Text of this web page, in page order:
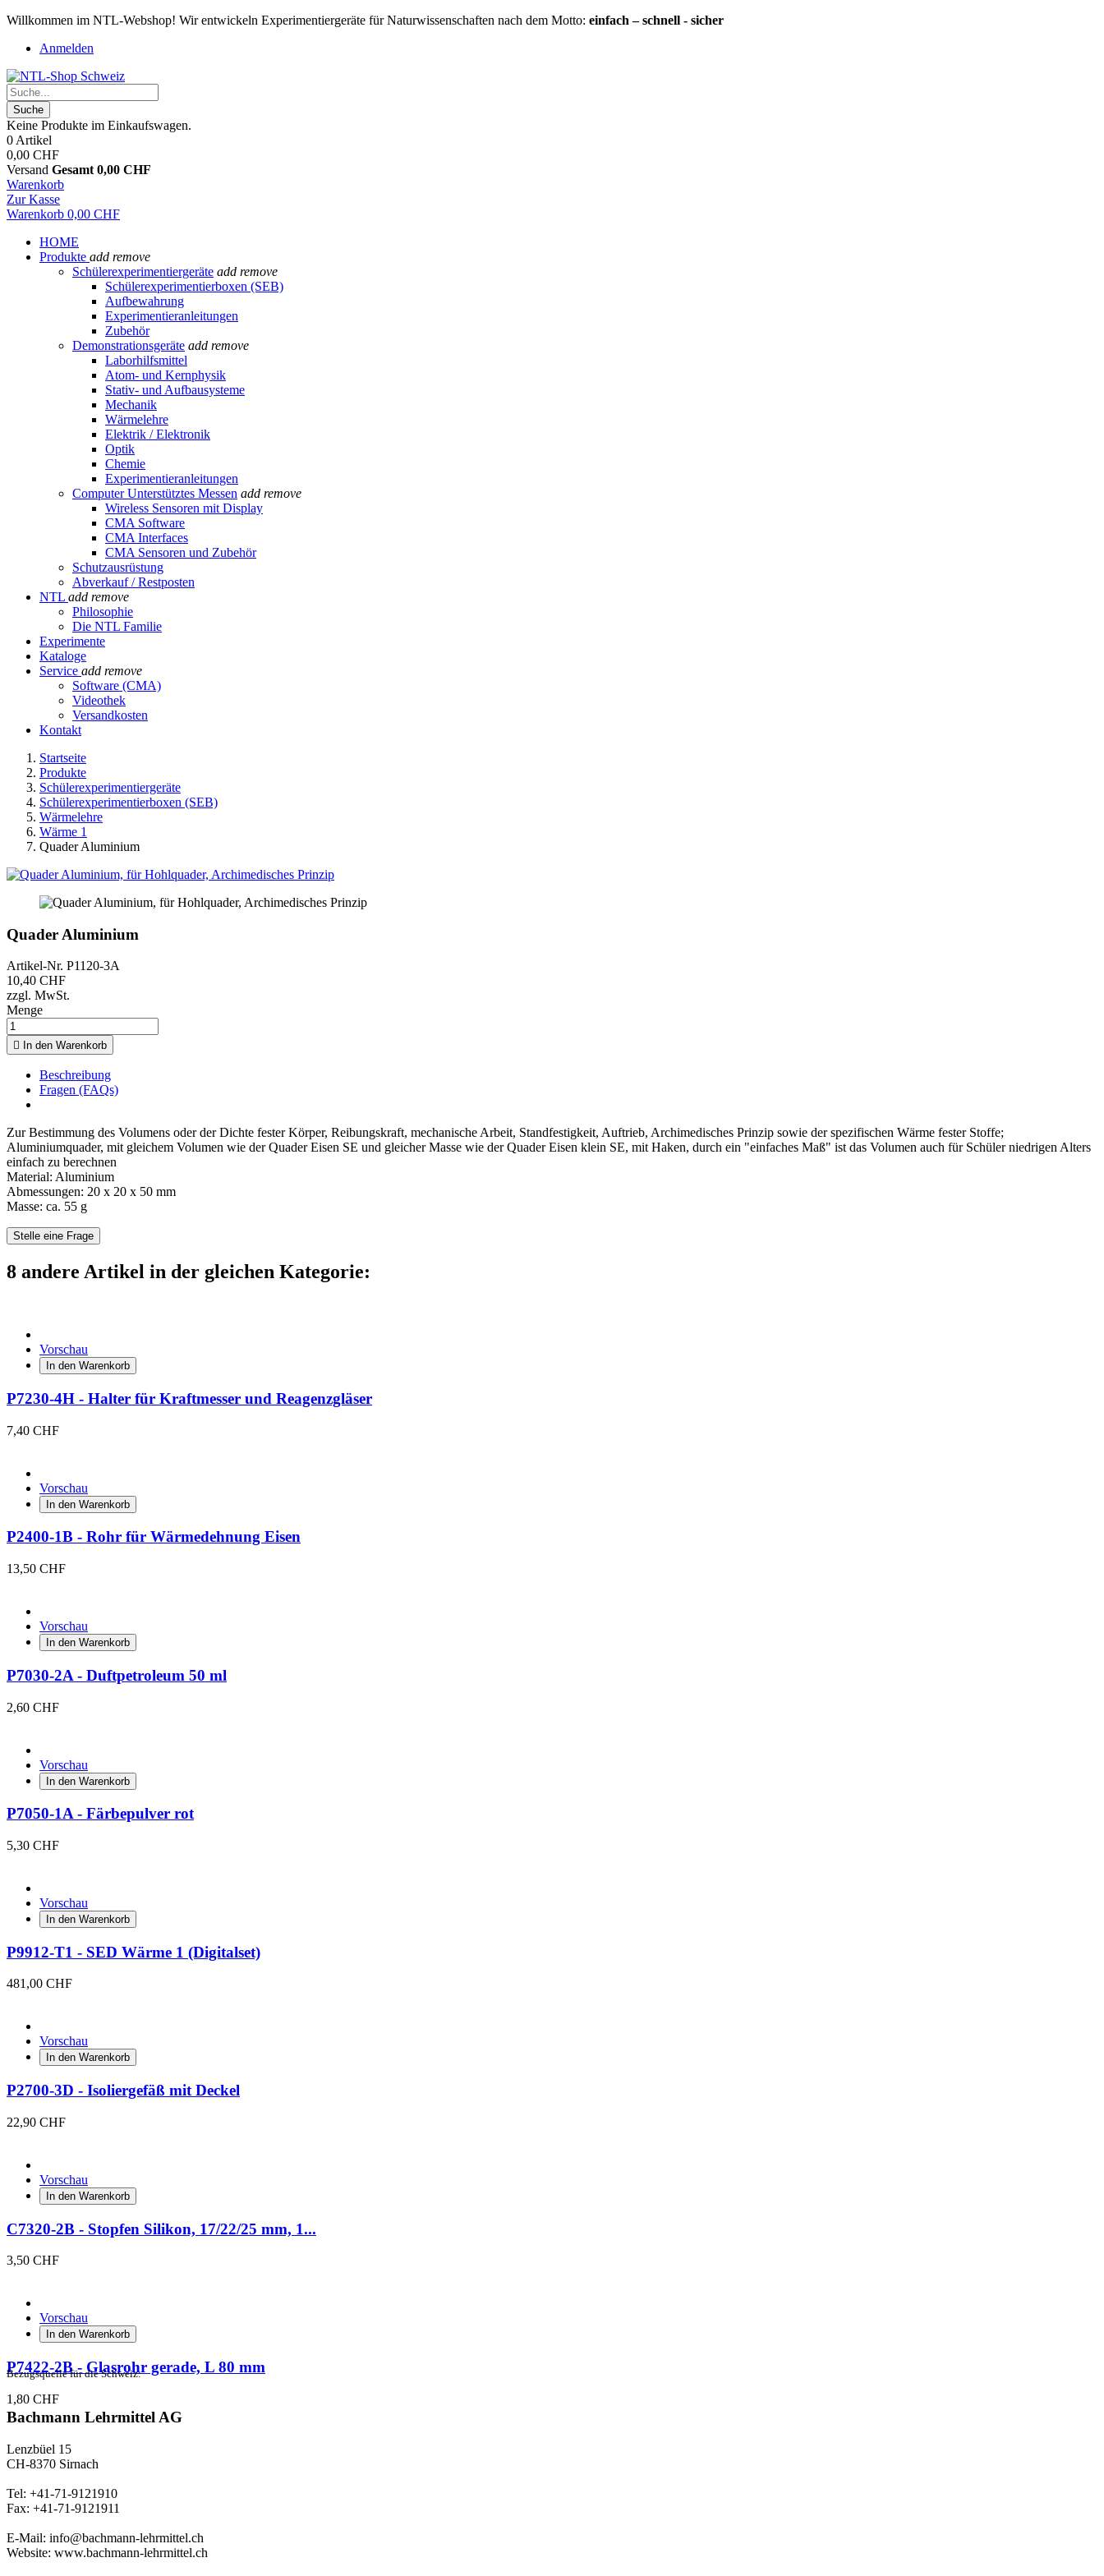
Willkommen im NTL-Webshop! Wir entwickeln Experimentiergeräte für Naturwissenschaften nach dem Motto: einfach – schnell - sicher
Anmelden
Suche
Keine Produkte im Einkaufswagen.
0 Artikel
0,00 CHF
Versand Gesamt 0,00 CHF
Warenkorb
Zur Kasse
Warenkorb 0,00 CHF
HOME
Produkte add remove
Schülerexperimentiergeräte add remove
Schülerexperimentierboxen (SEB)
Aufbewahrung
Experimentieranleitungen
Zubehör
Demonstrationsgeräte add remove
Laborhilfsmittel
Atom- und Kernphysik
Stativ- und Aufbausysteme
Mechanik
Wärmelehre
Elektrik / Elektronik
Optik
Chemie
Experimentieranleitungen
Computer Unterstütztes Messen add remove
Wireless Sensoren mit Display
CMA Software
CMA Interfaces
CMA Sensoren und Zubehör
Schutzausrüstung
Abverkauf / Restposten
NTL add remove
Philosophie
Die NTL Familie
Experimente
Kataloge
Service add remove
Software (CMA)
Videothek
Versandkosten
Kontakt
Startseite
Produkte
Schülerexperimentiergeräte
Schülerexperimentierboxen (SEB)
Wärmelehre
Wärme 1
Quader Aluminium
Quader Aluminium
Artikel-Nr. P1120-3A
10,40 CHF
zzgl. MwSt.
Menge
 In den Warenkorb
Beschreibung
Fragen (FAQs)
Zur Bestimmung des Volumens oder der Dichte fester Körper, Reibungskraft, mechanische Arbeit, Standfestigkeit, Auftrieb, Archimedisches Prinzip sowie der spezifischen Wärme fester Stoffe;
Aluminiumquader, mit gleichem Volumen wie der Quader Eisen SE und gleicher Masse wie der Quader Eisen klein SE, mit Haken, durch ein "einfaches Maß" ist das Volumen auch für Schüler niedrigen Alters
einfach zu berechnen
Material: Aluminium
Abmessungen: 20 x 20 x 50 mm
Masse: ca. 55 g
Stelle eine Frage
8 andere Artikel in der gleichen Kategorie:
Vorschau
In den Warenkorb
P7230-4H - Halter für Kraftmesser und Reagenzgläser
7,40 CHF
Vorschau
In den Warenkorb
P2400-1B - Rohr für Wärmedehnung Eisen
13,50 CHF
Vorschau
In den Warenkorb
P7030-2A - Duftpetroleum 50 ml
2,60 CHF
Vorschau
In den Warenkorb
P7050-1A - Färbepulver rot
5,30 CHF
Vorschau
In den Warenkorb
P9912-T1 - SED Wärme 1 (Digitalset)
481,00 CHF
Vorschau
In den Warenkorb
P2700-3D - Isoliergefäß mit Deckel
22,90 CHF
Vorschau
In den Warenkorb
C7320-2B - Stopfen Silikon, 17/22/25 mm, 1...
3,50 CHF
Vorschau
In den Warenkorb
P7422-2B - Glasrohr gerade, L 80 mm
1,80 CHF
Bezugsquelle für die Schweiz:
Bachmann Lehrmittel AG
Lenzbüel 15
CH-8370 Sirnach
Tel: +41-71-9121910
Fax: +41-71-9121911
E-Mail: info@bachmann-lehrmittel.ch
Website: www.bachmann-lehrmittel.ch